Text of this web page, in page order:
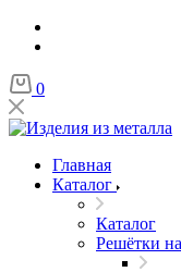
0
Главная
Каталог
Каталог
Решётки